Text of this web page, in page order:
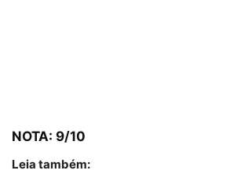
NOTA: 9/10
Leia também: